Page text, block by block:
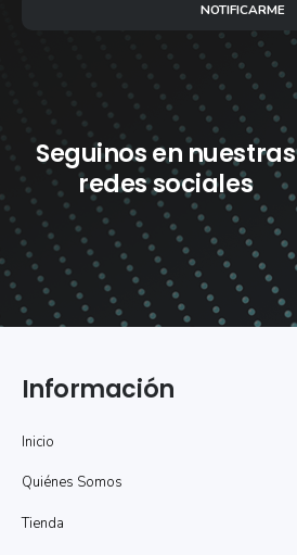
NOTIFICARME
Seguinos en nuestras
redes sociales
Información
Inicio
Quiénes Somos
Tienda